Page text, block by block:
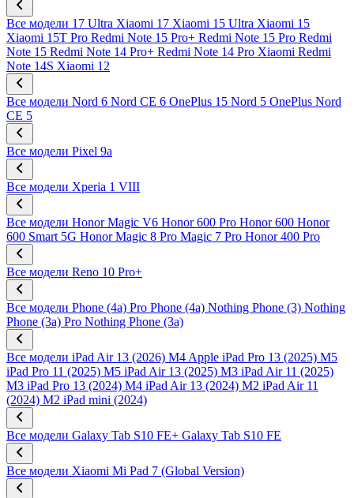
Все модели 17 Ultra Xiaomi 17 Xiaomi 15 Ultra Xiaomi 15
Xiaomi 15T Pro Redmi Note 15 Pro+ Redmi Note 15 Pro Redmi
Note 15 Redmi Note 14 Pro+ Redmi Note 14 Pro Xiaomi Redmi
Note 14S Xiaomi 12
Все модели Nord 6 Nord CE 6 OnePlus 15 Nord 5 OnePlus Nord
CE 5
Все модели Pixel 9a
Все модели Xperia 1 VIII
Все модели Honor Magic V6 Honor 600 Pro Honor 600 Honor
600 Smart 5G Honor Magic 8 Pro Magic 7 Pro Honor 400 Pro
Все модели Reno 10 Pro+
Все модели Phone (4a) Pro Phone (4a) Nothing Phone (3) Nothing
Phone (3a) Pro Nothing Phone (3a)
Все модели iPad Air 13 (2026) M4 Apple iPad Pro 13 (2025) M5
iPad Pro 11 (2025) M5 iPad Air 13 (2025) M3 iPad Air 11 (2025)
M3 iPad Pro 13 (2024) M4 iPad Air 13 (2024) M2 iPad Air 11
(2024) M2 iPad mini (2024)
Все модели Galaxy Tab S10 FE+ Galaxy Tab S10 FE
Все модели Xiaomi Mi Pad 7 (Global Version)